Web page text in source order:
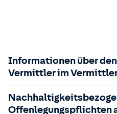
Informationen über
Vermittler im
Zuständige
Der Vermittler ist
Offenlegungspflichten